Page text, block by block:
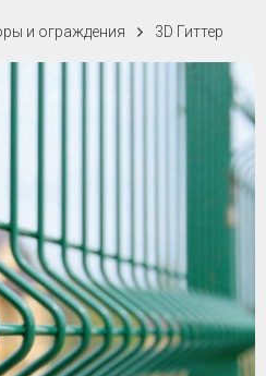
и ограждения 3D Гиттер